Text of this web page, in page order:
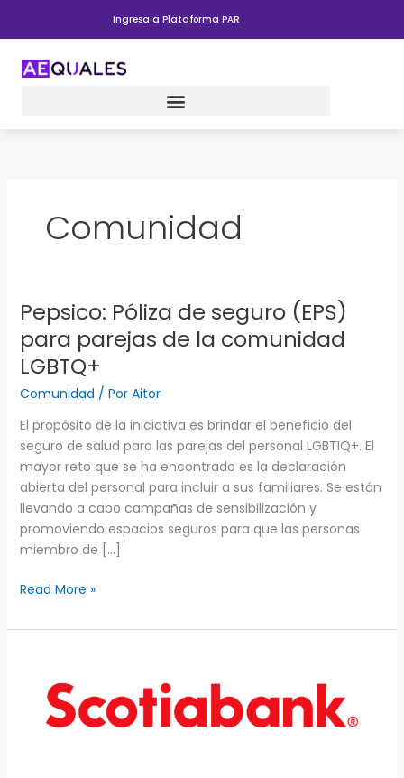
Ingresa a Plataforma PAR
Comunidad
Pepsico: Póliza de seguro (EPS)
para parejas de la comunidad
LGBTQ+
Comunidad / Por Aitor
El propósito de la iniciativa es brindar el beneficio del
seguro de salud para las parejas del personal LGBTIQ+. El
mayor reto que se ha encontrado es la declaración
abierta del personal para incluir a sus familiares. Se están
llevando a cabo campañas de sensibilización y
promoviendo espacios seguros para que las personas
miembro de […]
Pepsico:
Póliza
de
seguro
(EPS)
parejas
de
la
comunidad
LGBTQ+
Read More »
Colpatria:
Indicador